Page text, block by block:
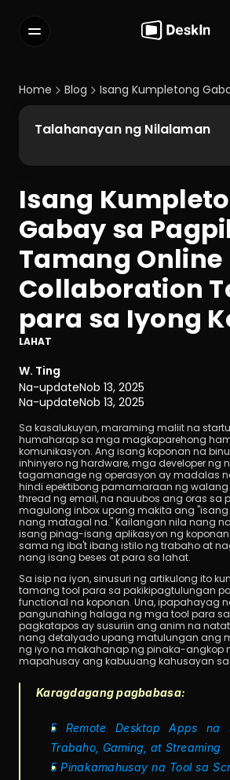
FAQs
Select Language
Terms of Service
Privacy Policy
Home Blog Isang Kumpletong
Isang
Gabay sa
Tamang Online
Collaboration
para sa Iyong
LAHAT
W. Ting
Na-updateNob 13, 2025
Na-updateNob 13, 2025
Sa kasalukuyan, maraming maliit na
humaharap sa mga magkaparehong
komunikasyon. Ang isang koponan na
inhinyero ng hardware, mga developer ng
tagamanage ng operasyon ay madalas
hindi epektibong pamamaraan ng
thread ng email, na nauubos ang oras sa
magulong inbox upang makita ang
nang matagal na." Kailangan nila nang
isang pinag-isang aplikasyon ng
sama ng iba't ibang istilo ng trabaho at
nang isang beses at para sa lahat.
Sa isip na iyon, sinusuri ng artikulong ito
tamang tool para sa pakikipagtulungan
functional na koponan. Una, ipapahayag
pangunahing halaga ng mga tool para
pagkatapos ay susuriin ang anim na
nang detalyado upang matulungan ang
ng iyo na makahanap ng pinaka-angkop
mapahusay ang kabuuang kahusayan
Karagdagang pagbabasa:
5 Remote Desktop Apps na
Trabaho, Gaming, at Streaming
5 Pinakamahusay na Tool sa
Talahanayan ng Nilalaman